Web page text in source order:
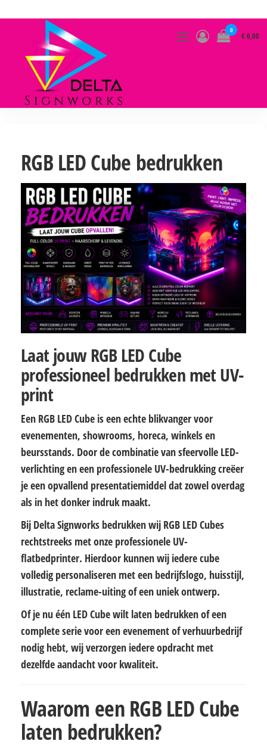
INHOUD
0
€ 0,00
RGB LED Cube bedrukken
Laat jouw RGB LED Cube
professioneel bedrukken met UV-
print
Een RGB LED Cube is een echte blikvanger voor
evenementen, showrooms, horeca, winkels en
beursstands. Door de combinatie van sfeervolle LED-
verlichting en een professionele UV-bedrukking creëer
je een opvallend presentatiemiddel dat zowel overdag
als in het donker indruk maakt.
Bij Delta Signworks bedrukken wij RGB LED Cubes
rechtstreeks met onze professionele UV-
flatbedprinter. Hierdoor kunnen wij iedere cube
volledig personaliseren met een bedrijfslogo, huisstijl,
illustratie, reclame-uiting of een uniek ontwerp.
Of je nu één LED Cube wilt laten bedrukken of een
complete serie voor een evenement of verhuurbedrijf
nodig hebt, wij verzorgen iedere opdracht met
dezelfde aandacht voor kwaliteit.
Waarom een RGB LED Cube
laten bedrukken?